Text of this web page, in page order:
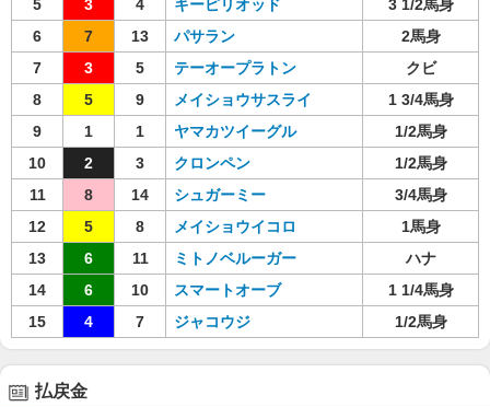
5
3 4 キーピリオッド
3 1/2馬身
6
7 13 パサラン
2馬身
7
3 5 テーオープラトン
クビ
8
5 9 メイショウサスライ
1 3/4馬身
9
1 1 ヤマカツイーグル
1/2馬身
10
2 3 クロンペン
1/2馬身
11
8 14 シュガーミー
3/4馬身
12
5 8 メイショウイコロ
1馬身
13
6 11 ミトノベルーガー
ハナ
14
6 10 スマートオーブ
1 1/4馬身
15
4 7 ジャコウジ 1/2馬身
払戻金